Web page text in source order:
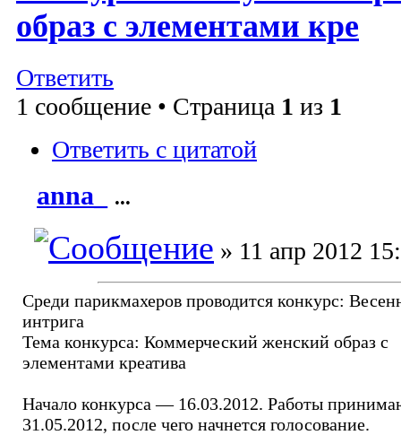
образ с элементами кре
Ответить
1 сообщение • Страница 1 из 1
Ответить с цитатой
anna_ ...
» 11 апр 2012
Среди парикмахеров проводится конкурс:
интрига
Тема конкурса: Коммерческий женский образ с
элементами креатива
Начало конкурса — 16.03.2012. Работы
31.05.2012, после чего начнется голосование.